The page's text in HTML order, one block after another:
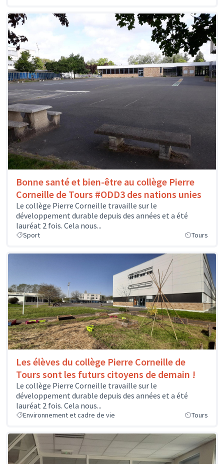
Bonne santé et bien-être au collège Pierre
Corneille de Tours #ODD3 des nations unies
Le collège Pierre Corneille travaille sur le
développement durable depuis des années et a été
lauréat 2 fois. Cela nous...
Sport Tours
Les élèves du collège Pierre Corneille de
Tours sont les futurs citoyens de demain !
Le collège Pierre Corneille travaille sur le
développement durable depuis des années et a été
lauréat 2 fois. Cela nous...
Environnement et cadre de vie Tours